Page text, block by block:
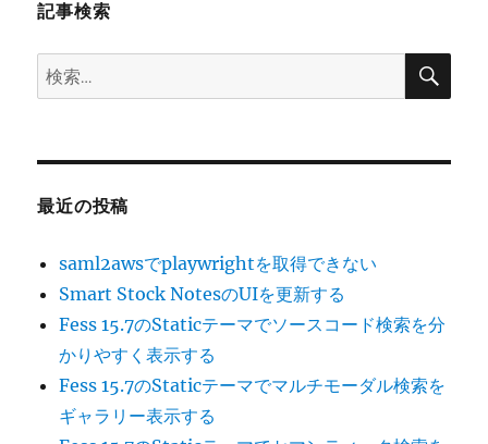
記事検索
検
索:
検
最近の投稿
saml2awsでplaywrightを取得できない
Smart Stock NotesのUIを更新する
Fess 15.7のStaticテーマでソースコード検索を分
かりやすく表示する
Fess 15.7のStaticテーマでマルチモーダル検索を
ギャラリー表示する